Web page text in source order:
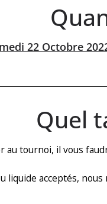
22 Octobre
Quel
tournoi, il vous
liquide acceptés,